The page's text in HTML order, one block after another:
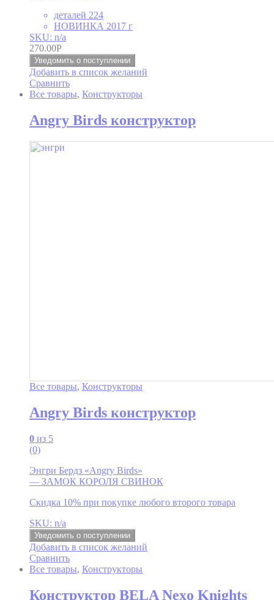
деталей 224
НОВИНКА 2017 г
SKU: n/a
270.00Р
Уведомить о поступлении
Добавить в список желаний
Сравнить
Все товары, Конструкторы
Angry Birds конструктор
Все товары, Конструкторы
Angry Birds конструктор
0 из 5
(0)
Энгри Бердз «Angry Birds»
— ЗАМОК КОРОЛЯ СВИНОК
Скидка 10% при покупке любого второго товара
SKU: n/a
Уведомить о поступлении
Добавить в список желаний
Сравнить
Все товары, Конструкторы
Конструктор BELA Nexo Knights